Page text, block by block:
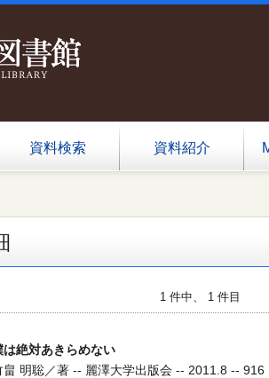
資料検索 資料紹介
1 件中、 1 件目
は絶対あきらめない
畠 明聡／著 -- 麗澤大学出版会 -- 2011.8 -- 916